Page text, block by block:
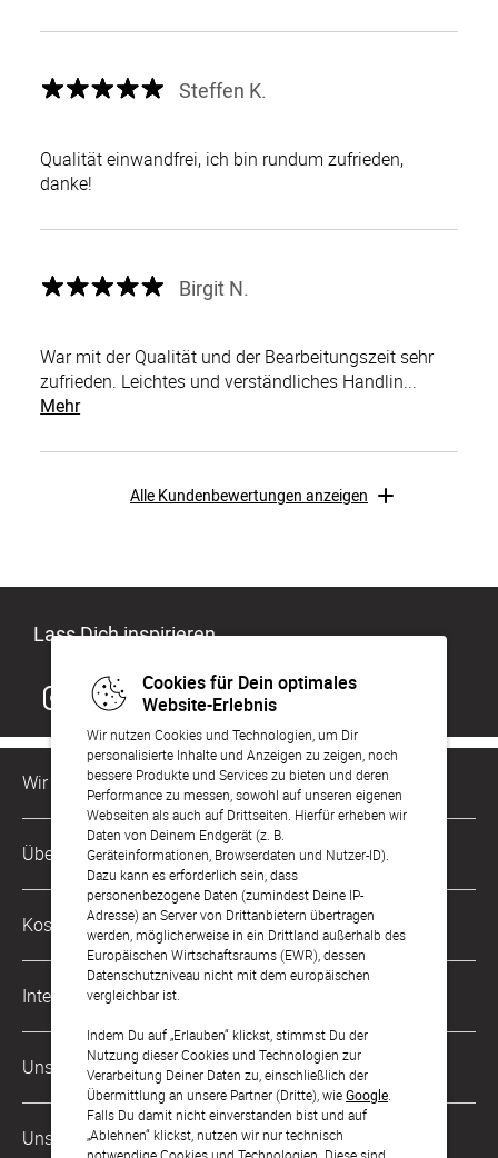
Cookies für Dein optimales
Website-Erlebnis
Wir nutzen Cookies und Technologien, um Dir
personalisierte Inhalte und Anzeigen zu zeigen, noch
bessere Produkte und Services zu bieten und deren
Performance zu messen, sowohl auf unseren eigenen
Webseiten als auch auf Drittseiten. Hierfür erheben wir
Daten von Deinem Endgerät (z. B.
Geräteinformationen, Browserdaten und Nutzer-ID).
Dazu kann es erforderlich sein, dass
personenbezogene Daten (zumindest Deine IP-
Adresse) an Server von Drittanbietern übertragen
werden, möglicherweise in ein Drittland außerhalb des
Europäischen Wirtschaftsraums (EWR), dessen
Datenschutzniveau nicht mit dem europäischen
vergleichbar ist.
Indem Du auf „Erlauben“ klickst, stimmst Du der
Nutzung dieser Cookies und Technologien zur
Verarbeitung Deiner Daten zu, einschließlich der
Übermittlung an unsere Partner (Dritte), wieGoogle
Falls Du damit nicht einverstanden bist und auf
„Ablehnen“ klickst, nutzen wir nur technisch
Steffen K.
Qualität einwandfrei, ich bin rundum zufrieden,
danke!
Birgit N.
War mit der Qualität und der Bearbeitungszeit sehr
zufrieden. Leichtes und verständliches Handlin...
Mehr
Alle Kundenbewertungen anzeigen
Lass Dich inspirieren
Wir sind für Dich da
Kundenservice-Hotline
0221 956 725 10
Mo. - Fr. von 9 bis 17 Uhr
kontakt@sendmoments.de
Über Uns
Philosophie
Karriere
Impressum
AGB & Widerrufsrecht
Zahlung & Versand
Datenschutz
Barrierefreiheitserklärung
Kostenlose Services
Musterkarten
Digitale Gästelisten
FAQ & Hilfe
International
Österreich
Schweiz
Frankreich
Unsere Zahlungsarten
Unsere Partner